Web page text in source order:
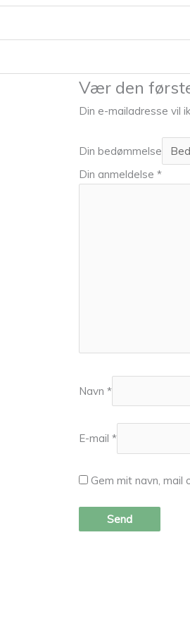
Vær den
Din e-mailadresse vil
Din bedømmelse
Din anmeldelse *
Navn *
E-mail *
Gem mit navn,